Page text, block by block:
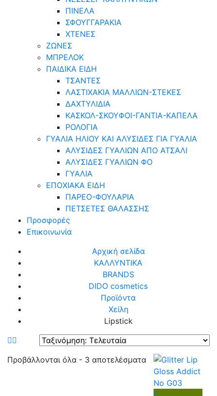
ΠΙΝΕΛΑ
ΣΦΟΥΓΓΑΡΑΚΙΑ
ΧΤΕΝΕΣ
ΖΩΝΕΣ
ΜΠΡΕΛΟΚ
ΠΑΙΔΙΚΑ ΕΙΔΗ
ΤΣΑΝΤΕΣ
ΛΑΣΤΙΧΑΚΙΑ ΜΑΛΛΙΩΝ-ΣΤΕΚΕΣ
ΔΑΧΤΥΛΙΔΙΑ
ΚΑΣΚΟΛ-ΣΚΟΥΦΟΙ-ΓΑΝΤΙΑ-ΚΑΠΕΛΑ
ΡΟΛΟΓΙΑ
ΓΥΑΛΙΑ ΗΛΙΟΥ ΚΑΙ ΑΛΥΣΙΔΕΣ ΓΙΑ ΓΥΑΛΙΑ
ΑΛΥΣΙΔΕΣ ΓΥΑΛΙΩΝ ΑΠΟ ΑΤΣΑΛΙ
ΑΛΥΣΙΔΕΣ ΓΥΑΛΙΩΝ ΦΟ
ΓΥΑΛΙΑ
ΕΠΟΧΙΑΚΑ ΕΙΔΗ
ΠΑΡΕΟ-ΦΟΥΛΑΡΙΑ
ΠΕΤΣΕΤΕΣ ΘΑΛΑΣΣΗΣ
Προσφορές
Επικοινωνία
Αρχική σελίδα
ΚΑΛΛΥΝΤΙΚΑ
BRANDS
DIDO cosmetics
Προϊόντα
Χείλη
Lipstick
Προβάλλονται όλα - 3 αποτελέσματαSorted
by
latest